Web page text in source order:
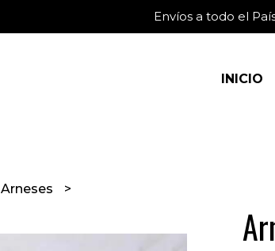
Envíos a todo el
INICIO
Arneses